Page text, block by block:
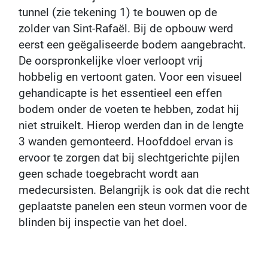
tunnel (zie tekening 1) te bouwen op de
zolder van Sint-Rafaël. Bij de opbouw werd
eerst een geëgaliseerde bodem aangebracht.
De oorspronkelijke vloer verloopt vrij
hobbelig en vertoont gaten. Voor een visueel
gehandicapte is het essentieel een effen
bodem onder de voeten te hebben, zodat hij
niet struikelt. Hierop werden dan in de lengte
3 wanden gemonteerd. Hoofddoel ervan is
ervoor te zorgen dat bij slechtgerichte pijlen
geen schade toegebracht wordt aan
medecursisten. Belangrijk is ook dat die recht
geplaatste panelen een steun vormen voor de
blinden bij inspectie van het doel.